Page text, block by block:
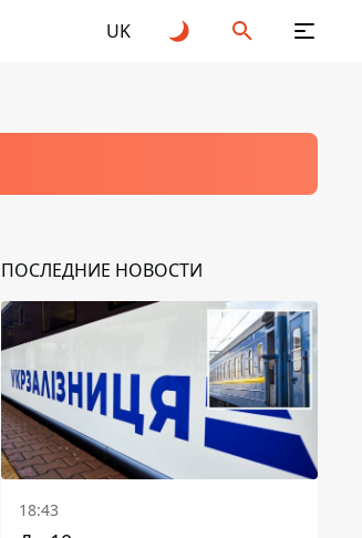
UK
ПОСЛЕДНИЕ НОВОСТИ
18:43